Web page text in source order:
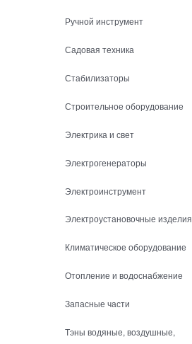
Ручной инструмент
Садовая техника
Стабилизаторы
Строительное оборудование
Электрика и свет
Электрогенераторы
Электроинструмент
Электроустановочные изделия
Климатическое оборудование
Отопление и водоснабжение
Запасные части
Тэны водяные, воздушные,